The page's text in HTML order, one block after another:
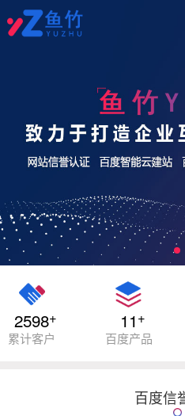
2598+
累计客户
11+
百度产品
百度信